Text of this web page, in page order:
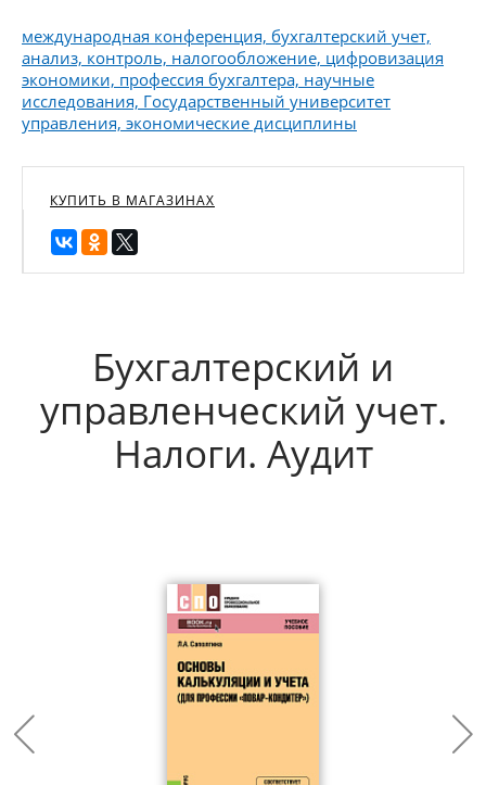
международная конференция, бухгалтерский учет,
анализ, контроль, налогообложение, цифровизация
экономики, профессия бухгалтера, научные
исследования, Государственный университет
управления, экономические дисциплины
КУПИТЬ В МАГАЗИНАХ
Бухгалтерский и
управленческий учет.
Налоги. Аудит